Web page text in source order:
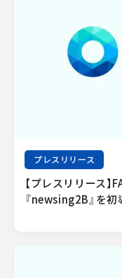
プレスリリース
【プレスリリース】
『newsing2B』を初